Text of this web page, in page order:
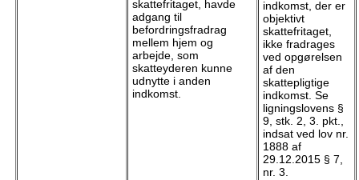
skattefritaget, havde
adgang til
befordringsfradrag
mellem hjem og
arbejde, som
skatteyderen kunne
udnytte i anden
indkomst.
indkomst, der er
objektivt
skattefritaget,
ikke fradrages
ved opgørelsen
af den
skattepligtige
indkomst. Se
ligningslovens §
9, stk. 2, 3. pkt.,
indsat ved lov nr.
1888 af
29.12.2015 § 7,
nr. 3.